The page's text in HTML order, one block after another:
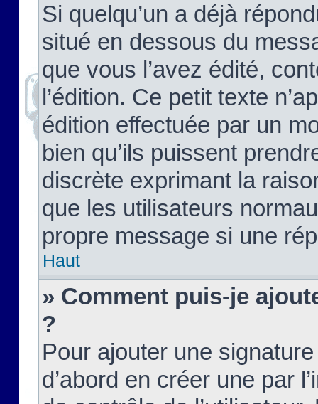
Si quelqu’un a déjà
situé en dessous du
que vous l’avez édité,
l’édition. Ce petit texte
édition effectuée par un
bien qu’ils puissent
discrète exprimant la
que les utilisateurs
propre message si une
Haut
» Comment puis-je
?
Pour ajouter une
d’abord en créer une par